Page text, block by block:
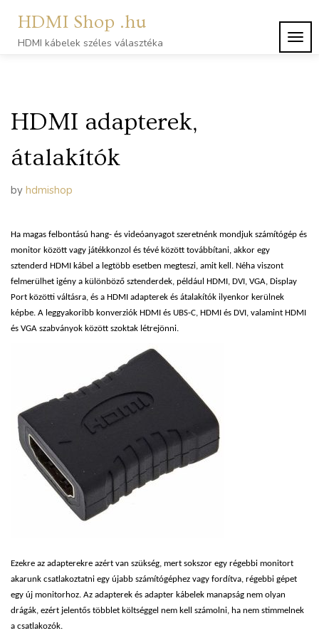
content
HDMI Shop .hu
HDMI kábelek széles választéka
HDMI adapterek,
átalakítók
by hdmishop
Ha magas felbontású hang- és videóanyagot szeretnénk mondjuk számítógép és
monitor között vagy játékkonzol és tévé között továbbítani, akkor egy
sztenderd HDMI kábel a legtöbb esetben megteszi, amit kell. Néha viszont
felmerülhet igény a különböző sztenderdek, például HDMI, DVI, VGA, Display
Port közötti váltásra, és a HDMI adapterek és átalakítók ilyenkor kerülnek
képbe. A leggyakoribb konverziók HDMI és UBS-C, HDMI és DVI, valamint HDMI
és VGA szabványok között szoktak létrejönni.
Ezekre az adapterekre azért van szükség, mert sokszor egy régebbi monitort
akarunk csatlakoztatni egy újabb számítógéphez vagy fordítva, régebbi gépet
egy új monitorhoz. Az adapterek és adapter kábelek manapság nem olyan
drágák, ezért jelentős többlet költséggel nem kell számolni, ha nem stimmelnek
a csatlakozók.